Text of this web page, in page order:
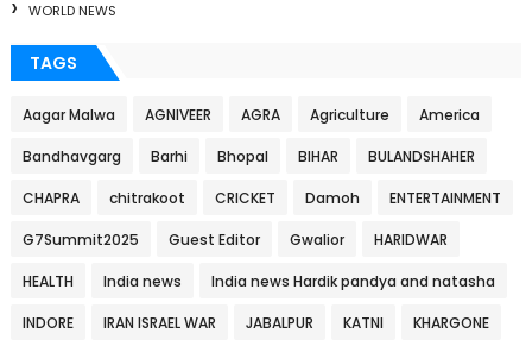
WORLD NEWS
TAGS
Aagar Malwa AGNIVEER AGRA Agriculture America
Bandhavgarg Barhi Bhopal BIHAR BULANDSHAHER
CHAPRA chitrakoot CRICKET Damoh ENTERTAINMENT
G7Summit2025 Guest Editor Gwalior HARIDWAR
HEALTH India news India news Hardik pandya and natasha
INDORE IRAN ISRAEL WAR JABALPUR KATNI KHARGONE